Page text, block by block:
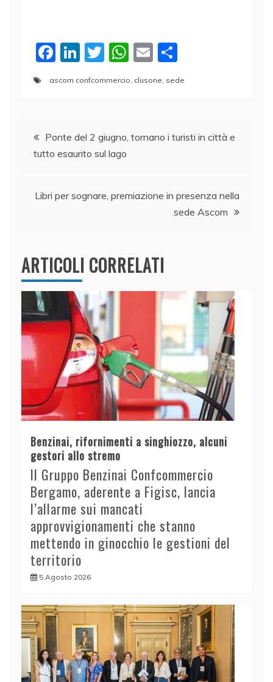
F
b
o
k
Li
n
dI
n
T
W
h
at
A
E
ai
o
vi
ascom confcommercio, clusone, sede
Navigazione
articoli
Ponte del 2 giugno, tornano i turisti in città e
tutto esaurito sul lago
Libri per sognare, premiazione in presenza nella
sede Ascom
ARTICOLI CORRELATI
Benzinai, rifornimenti a singhiozzo, alcuni
gestori allo stremo
Il Gruppo Benzinai Confcommercio
Bergamo, aderente a Figisc, lancia
l’allarme sui mancati
approvvigionamenti che stanno
mettendo in ginocchio le gestioni del
territorio
5 Agosto 2026